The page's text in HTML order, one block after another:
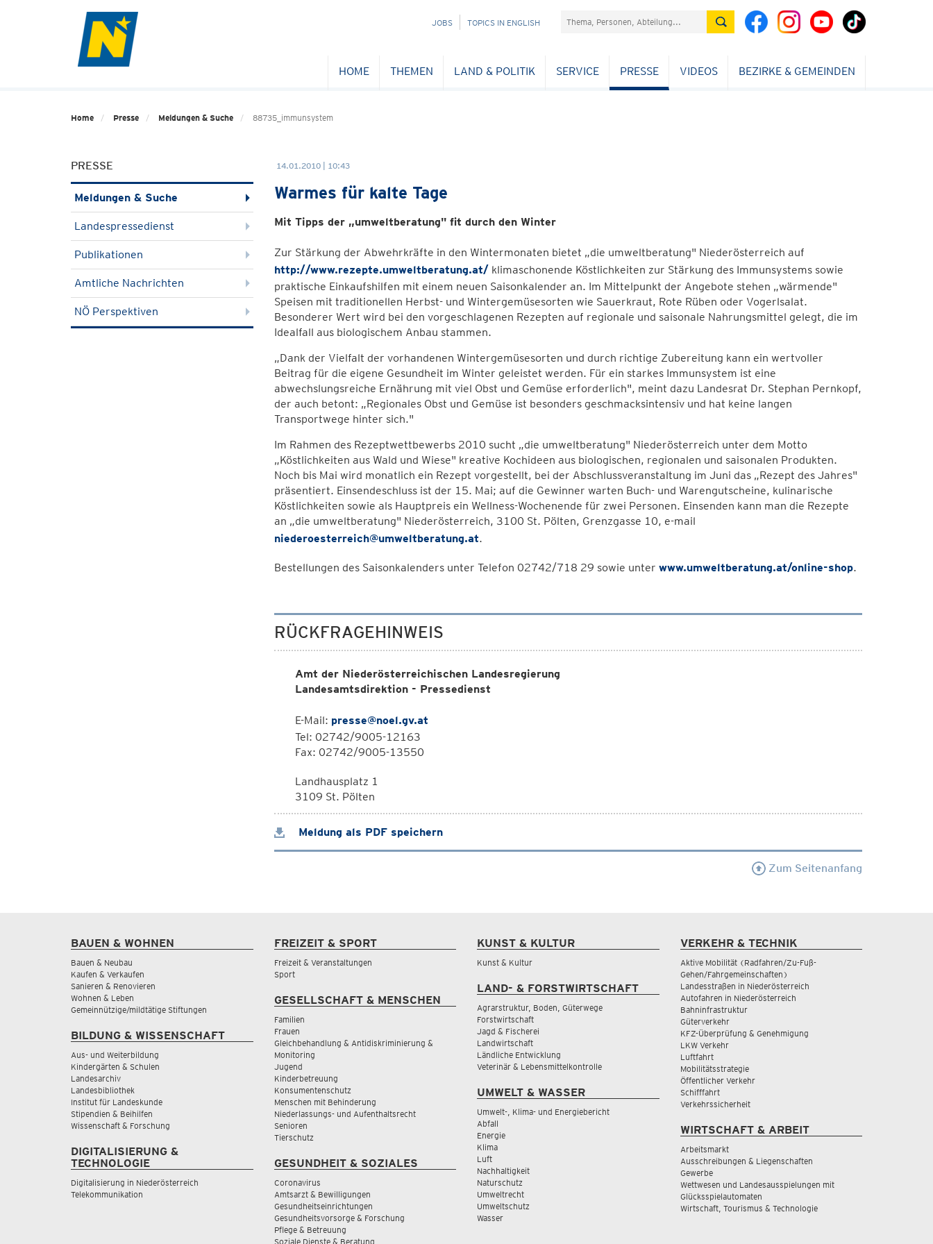
NAVIGATION
JOBS TOPICS IN ENGLISH Suchefeld
HOME THEMEN LAND & POLITIK SERVICE PRESSE VIDEOS BEZIRKE & GEMEINDEN
Home Presse Meldungen & Suche 88735_immunsystem
PRESSE
Meldungen & Suche
Landespressedienst
Publikationen
Amtliche Nachrichten
NÖ Perspektiven
14.01.2010 | 10:43
Warmes für kalte Tage
Mit Tipps der „umweltberatung" fit durch den Winter
Zur Stärkung der Abwehrkräfte in den Wintermonaten bietet „die umweltberatung" Niederösterreich auf
http://www.rezepte.umweltberatung.at/klimaschonende Köstlichkeiten zur Stärkung des Immunsystems sowie
praktische Einkaufshilfen mit einem neuen Saisonkalender an. Im Mittelpunkt der Angebote stehen „wärmende"
Speisen mit traditionellen Herbst- und Wintergemüsesorten wie Sauerkraut, Rote Rüben oder Vogerlsalat.
Besonderer Wert wird bei den vorgeschlagenen Rezepten auf regionale und saisonale Nahrungsmittel gelegt, die im
Idealfall aus biologischem Anbau stammen.
„Dank der Vielfalt der vorhandenen Wintergemüsesorten und durch richtige Zubereitung kann ein wertvoller
Beitrag für die eigene Gesundheit im Winter geleistet werden. Für ein starkes Immunsystem ist eine
abwechslungsreiche Ernährung mit viel Obst und Gemüse erforderlich", meint dazu Landesrat Dr. Stephan Pernkopf,
der auch betont: „Regionales Obst und Gemüse ist besonders geschmacksintensiv und hat keine langen
Transportwege hinter sich."
Im Rahmen des Rezeptwettbewerbs 2010 sucht „die umweltberatung" Niederösterreich unter dem Motto
„Köstlichkeiten aus Wald und Wiese" kreative Kochideen aus biologischen, regionalen und saisonalen Produkten.
Noch bis Mai wird monatlich ein Rezept vorgestellt, bei der Abschlussveranstaltung im Juni das „Rezept des Jahres"
präsentiert. Einsendeschluss ist der 15. Mai; auf die Gewinner warten Buch- und Warengutscheine, kulinarische
Köstlichkeiten sowie als Hauptpreis ein Wellness-Wochenende für zwei Personen. Einsenden kann man die Rezepte
an „die umweltberatung" Niederösterreich, 3100 St. Pölten, Grenzgasse 10, e-mail
niederoesterreich@umweltberatung.at.
Bestellungen des Saisonkalenders unter Telefon 02742/718 29 sowie unter www.umweltberatung.at/online-shop.
RÜCKFRAGEHINWEIS
Amt der Niederösterreichischen Landesregierung
Landesamtsdirektion - Pressedienst
E-Mail: presse@noel.gv.at
Tel: 02742/9005-12163
Fax: 02742/9005-13550
Landhausplatz 1
3109 St. Pölten
Meldung als PDF speichern
Zum Seitenanfang
BAUEN & WOHNEN
Bauen & Neubau
Kaufen & Verkaufen
Sanieren & Renovieren
Wohnen & Leben
Gemeinnützige/mildtätige Stiftungen
BILDUNG & WISSENSCHAFT
Aus- und Weiterbildung
Kindergärten & Schulen
Landesarchiv
Landesbibliothek
Institut für Landeskunde
Stipendien & Beihilfen
Wissenschaft & Forschung
DIGITALISIERUNG &
TECHNOLOGIE
Digitalisierung in Niederösterreich
Telekommunikation
FREIZEIT & SPORT
Freizeit & Veranstaltungen
Sport
GESELLSCHAFT & MENSCHEN
Familien
Frauen
Gleichbehandlung & Antidiskriminierung &
Monitoring
Jugend
Kinderbetreuung
Konsumentenschutz
Menschen mit Behinderung
Niederlassungs- und Aufenthaltsrecht
Senioren
Tierschutz
GESUNDHEIT & SOZIALES
Coronavirus
Amtsarzt & Bewilligungen
Gesundheitseinrichtungen
Gesundheitsvorsorge & Forschung
Pflege & Betreuung
Soziale Dienste & Beratung
KUNST & KULTUR
Kunst & Kultur
LAND- & FORSTWIRTSCHAFT
Agrarstruktur, Boden, Güterwege
Forstwirtschaft
Jagd & Fischerei
Landwirtschaft
Ländliche Entwicklung
Veterinär & Lebensmittelkontrolle
UMWELT & WASSER
Umwelt-, Klima- und Energiebericht
Abfall
Energie
Klima
Luft
Nachhaltigkeit
Naturschutz
Umweltrecht
Umweltschutz
Wasser
VERKEHR & TECHNIK
Aktive Mobilität (Radfahren/Zu-Fuß-
Gehen/Fahrgemeinschaften)
Landesstraßen in Niederösterreich
Autofahren in Niederösterreich
Bahninfrastruktur
Güterverkehr
KFZ-Überprüfung & Genehmigung
LKW Verkehr
Luftfahrt
Mobilitätsstrategie
Öffentlicher Verkehr
Schifffahrt
Verkehrssicherheit
WIRTSCHAFT & ARBEIT
Arbeitsmarkt
Ausschreibungen & Liegenschaften
Gewerbe
Wettwesen und Landesausspielungen mit
Glücksspielautomaten
Wirtschaft, Tourismus & Technologie